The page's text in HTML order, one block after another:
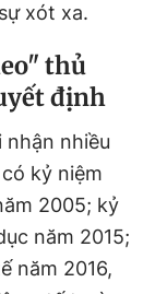
xót xa.
thủ
định
nhận nhiều
kỷ niệm
2005; kỷ
năm 2015;
năm 2016,